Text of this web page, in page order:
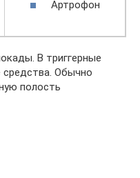
Артрофон
В триггерные
Обычно
полость